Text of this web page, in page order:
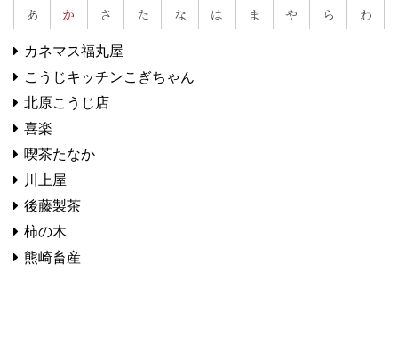
あ か さ た な は ま や ら わ
カネマス福丸屋
こうじキッチンこぎちゃん
北原こうじ店
喜楽
喫茶たなか
川上屋
後藤製茶
柿の木
熊崎畜産